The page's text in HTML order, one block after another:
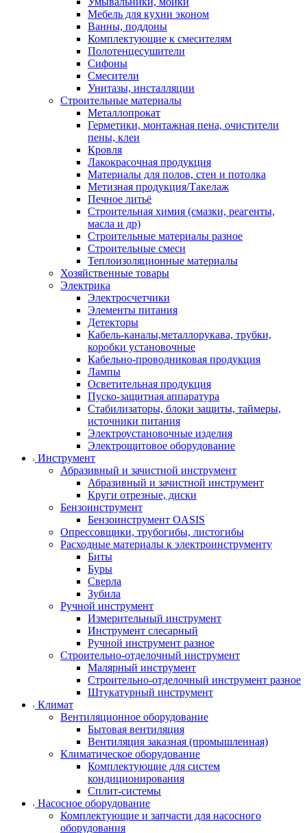
Мебель для кухни эконом
Ванны, поддоны
Комплектующие к смесителям
Полотенцесушители
Сифоны
Смесители
Унитазы, инсталляции
Строительные материалы
Металлопрокат
Герметики, монтажная пена, очистители
пены, клеи
Кровля
Лакокрасочная продукция
Материалы для полов, стен и потолка
Метизная продукция/Такелаж
Печное литьё
Строительная химия (смазки, реагенты,
масла и др)
Строительные материалы разное
Строительные смеси
Теплоизоляционные материалы
Хозяйственные товары
Электрика
Электросчетчики
Элементы питания
Детекторы
Кабель-каналы,металлорукава, трубки,
коробки установочные
Кабельно-проводниковая продукция
Лампы
Осветительная продукция
Пуско-защитная аппаратура
Стабилизаторы, блоки защиты, таймеры,
источники питания
Электроустановочные изделия
Электрощитовое оборудование
Инструмент
Абразивный и зачистной инструмент
Абразивный и зачистной инструмент
Круги отрезные, диски
Бензоинструмент
Бензоинструмент OASIS
Опрессовщики, трубогибы, листогибы
Расходные материалы к электроинструменту
Биты
Буры
Сверла
Зубила
Ручной инструмент
Измерительный инструмент
Инструмент слесарный
Ручной инструмент разное
Строительно-отделочный инструмент
Малярный инструмент
Строительно-отделочный инструмент разное
Штукатурный инструмент
Климат
Вентиляционное оборудование
Бытовая вентиляция
Вентиляция заказная (промышленная)
Климатическое оборудование
Комплектующие для систем
кондиционирования
Сплит-системы
Насосное оборудование
Комплектующие и запчасти для насосного
оборудования